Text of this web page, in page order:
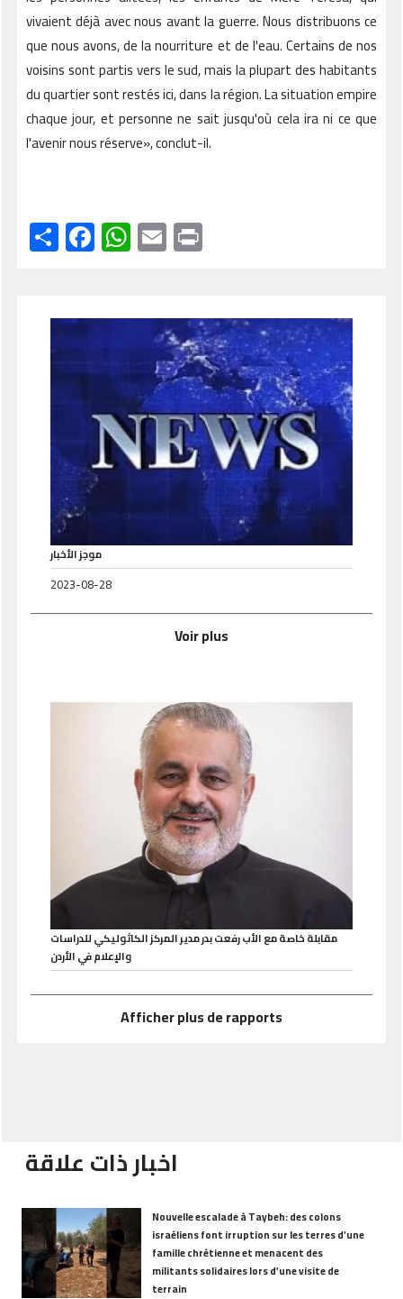
vivaient déjà avec nous avant la guerre. Nous distribuons ce
que nous avons, de la nourriture et de l'eau. Certains de nos
voisins sont partis vers le sud, mais la plupart des habitants
du quartier sont restés ici, dans la région. La situation empire
chaque jour, et personne ne sait jusqu'où cela ira ni ce que
l'avenir nous réserve», conclut-il.
ShareFacebook
WhatsApp
EmailPrint
موجز الأخبار
2023-08-28
Voir plus
مقابلة خاصة مع الأب رفعت بدر مدير المركز الكاثوليكي للدراسات
والإعلام في الأردن
Afficher plus de rapports
اخبار ذات علاقة
Nouvelle escalade à Taybeh: des colons
israéliens font irruption sur les terres d’une
famille chrétienne et menacent des
militants solidaires lors d’une visite de
terrain